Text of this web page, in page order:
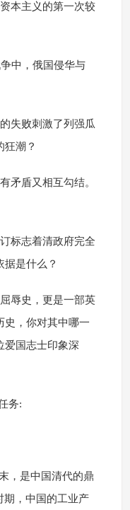
本主义的第一次较
中，俄国侵华与
失败刺激了列强瓜
狂潮？
矛盾又相互勾结。
标志着清政府完全
据是什么？
辱史，更是一部英
史，你对其中哪一
爱国志士印象深
务:
，是中国清代的鼎
期，中国的工业产